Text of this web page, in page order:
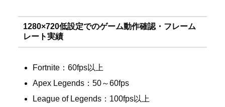
1280×720低設定でのゲーム動作確認・フレーム
レート実績
Fortnite：60fps以上
Apex Legends：50～60fps
League of Legends：100fps以上